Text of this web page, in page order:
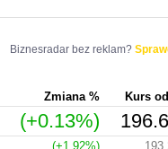
Biznesradar bez reklam?
Zmiana % Kurs
(+0.13%)
(+1.92%)